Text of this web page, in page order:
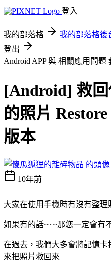
登入
我的部落格 我的部落格後
登出
Android APP 與 相關應用問題
[Android] 救
的照片
版本
10年前
大家在使用手機時有沒有整理
如果有的話~~~那您一定會有
在過去，我們大多會將記憶卡
來把照片救回來